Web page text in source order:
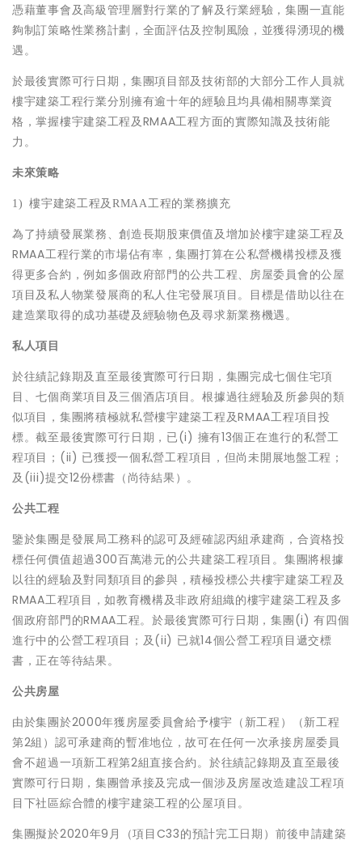
憑藉董事會及高級管理層對行業的了解及行業經驗，集團一直能
夠制訂策略性業務計劃，全面評估及控制風險，並獲得湧現的機
遇。
於最後實際可行日期，集團項目部及技術部的大部分工作人員就
樓宇建築工程行業分別擁有逾十年的經驗且均具備相關專業資
格，掌握樓宇建築工程及RMAA工程方面的實際知識及技術能
力。
未來策略
1)樓宇建築工程及RMAA 工程的業務擴充
為了持續發展業務、創造長期股東價值及增加於樓宇建築工程及
RMAA工程行業的市場佔有率，集團打算在公私營機構投標及獲
得更多合約，例如多個政府部門的公共工程、房屋委員會的公屋
項目及私人物業發展商的私人住宅發展項目。目標是借助以往在
建造業取得的成功基礎及經驗物色及尋求新業務機遇。
私人項目
於往績記錄期及直至最後實際可行日期，集團完成七個住宅項
目、七個商業項目及三個酒店項目。根據過往經驗及所參與的類
似項目，集團將積極就私營樓宇建築工程及RMAA工程項目投
標。截至最後實際可行日期，已(i) 擁有13個正在進行的私營工
程項目；(ii) 已獲授一個私營工程項目，但尚未開展地盤工程；
及(iii)提交12份標書（尚待結果）。
公共工程
鑒於集團是發展局工務科的認可及經確認丙組承建商，合資格投
標任何價值超過300百萬港元的公共建築工程項目。集團將根據
以往的經驗及對同類項目的參與，積極投標公共樓宇建築工程及
RMAA工程項目，如教育機構及非政府組織的樓宇建築工程及多
個政府部門的RMAA工程。於最後實際可行日期，集團(i) 有四個
進行中的公營工程項目；及(ii) 已就14個公營工程項目遞交標
書，正在等待結果。
公共房屋
由於集團於2000年獲房屋委員會給予樓宇（新工程）（新工程
第2組）認可承建商的暫准地位，故可在任何一次承接房屋委員
會不超過一項新工程第2組直接合約。於往績記錄期及直至最後
實際可行日期，集團曾承接及完成一個涉及房屋改造建設工程項
目下社區綜合體的樓宇建築工程的公屋項目。
集團擬於2020年9月（項目C33的預計完工日期）前後申請建築